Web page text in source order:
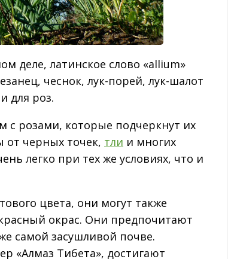
деле, латинское слово «allium»
чеснок, лук-порей, лук-шалот
для роз.
с розами, которые подчеркнут их
от черных точек, тли и многих
легко при тех же условиях, что и
цвета, они могут также
окрас. Они предпочитают
самой засушливой почве.
«Алмаз Тибета», достигают